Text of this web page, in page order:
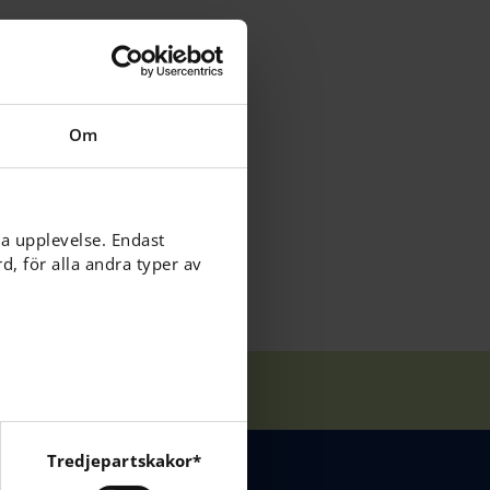
Om
upplevelse. Endast
för alla andra typer av
Tredjepartskakor*
och